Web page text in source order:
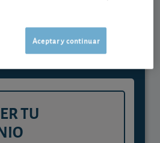
cada euro trabaje
TU
Aceptar y continuar